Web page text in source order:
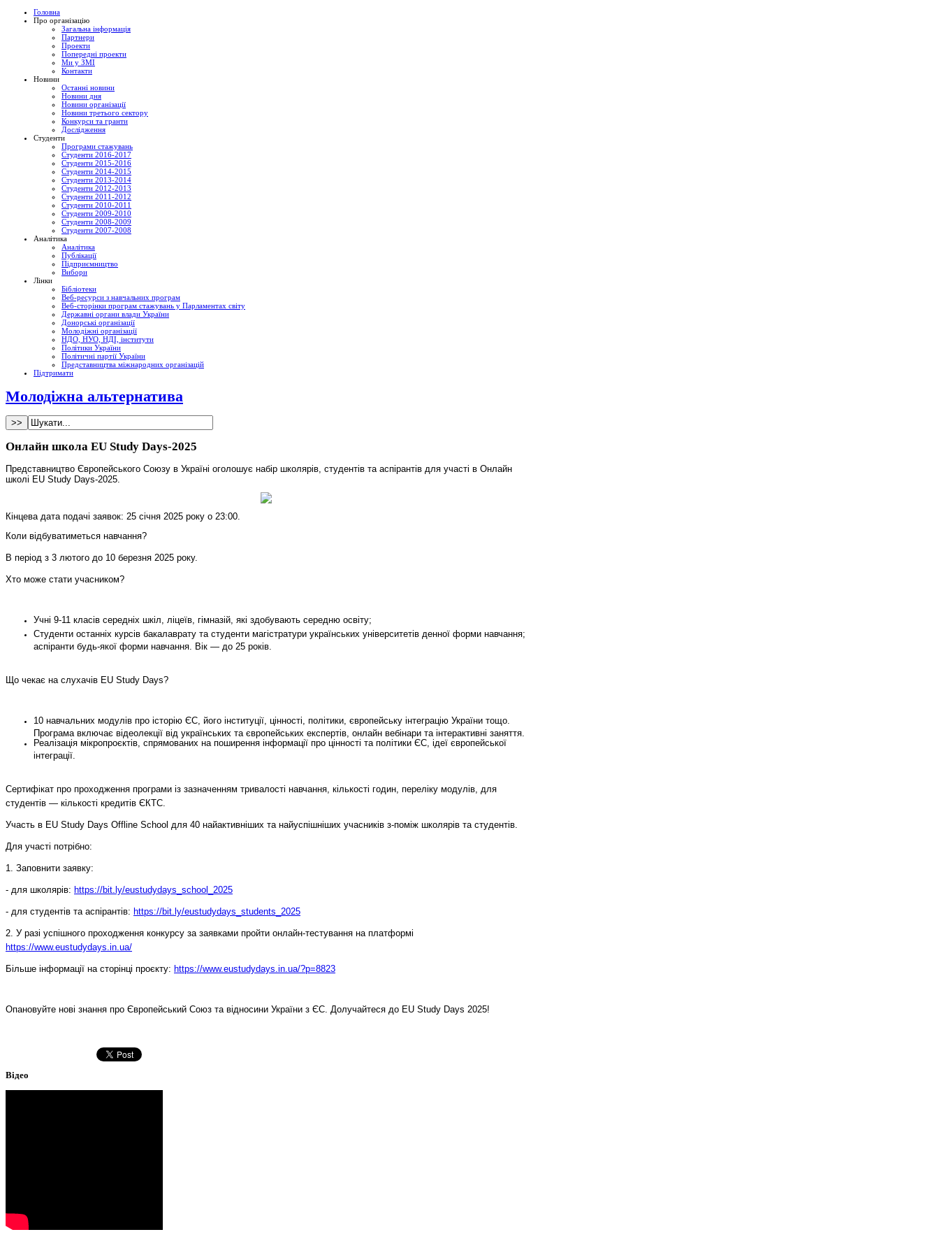
Головна
Про організацію
Загальна інформація
Партнери
Проекти
Попередні проекти
Ми у ЗМІ
Контакти
Новини
Останні новини
Новини дня
Новини організації
Новини третього сектору
Конкурси та гранти
Дослідження
Студенти
Програми стажувань
Студенти 2016-2017
Студенти 2015-2016
Студенти 2014-2015
Студенти 2013-2014
Студенти 2012-2013
Студенти 2011-2012
Студенти 2010-2011
Студенти 2009-2010
Студенти 2008-2009
Студенти 2007-2008
Аналітика
Аналітика
Публікації
Підприємництво
Вибори
Лінки
Бібліотеки
Веб-ресурси з навчальних програм
Веб-сторінки програм стажувань у Парламентах світу
Державні органи влади України
Донорські організації
Молодіжні організації
НДО, НУО, НДІ, інститути
Політики України
Політичні партії України
Представництва міжнародних організацій
Підтримати
Молодіжна альтернатива
Онлайн школа EU Study Days-2025
Представництво Європейського Союзу в Україні оголошує набір школярів, студентів та аспірантів для участі в Онлайн
школі EU Study Days-2025.
Кінцева дата подачі заявок: 25 січня 2025 року о 23:00.
Коли відбуватиметься навчання?
В період з 3 лютого до 10 березня 2025 року.
Хто може стати учасником?
Учні 9-11 класів середніх шкіл, ліцеїв, гімназій, які здобувають середню освіту;
Студенти останніх курсів бакалаврату та студенти магістратури українських університетів денної форми навчання;
аспіранти будь-якої форми навчання. Вік — до 25 років.
Що чекає на слухачів EU Study Days?
10 навчальних модулів про історію ЄС, його інституції, цінності, політики, європейську інтеграцію України тощо.
Програма включає відеолекції від українських та європейських експертів, онлайн вебінари та інтерактивні заняття.
Реалізація мікропроєктів, спрямованих на поширення інформації про цінності та політики ЄС, ідеї європейської
інтеграції.
Сертифікат про проходження програми із зазначенням тривалості навчання, кількості годин, переліку модулів, для
студентів — кількості кредитів ЄКТС.
Участь в EU Study Days Offline School для 40 найактивніших та найуспішніших учасників з-поміж школярів та студентів.
Для участі потрібно:
1. Заповнити заявку:
- для школярів: https://bit.ly/eustudydays_school_2025
- для студентів та аспірантів: https://bit.ly/eustudydays_students_2025
2. У разі успішного проходження конкурсу за заявками пройти онлайн-тестування на платформі
https://www.eustudydays.in.ua/
Більше інформації на сторінці проєкту: https://www.eustudydays.in.ua/?p=8823
Опановуйте нові знання про Європейський Союз та відносини України з ЄС. Долучайтеся до EU Study Days 2025!
Відео